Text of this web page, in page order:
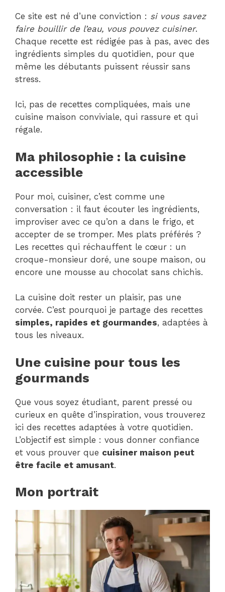
Ce site est né d’une conviction : si vous savez
faire bouillir de l’eau, vous pouvez cuisiner.
Chaque recette est rédigée pas à pas, avec des
ingrédients simples du quotidien, pour que
même les débutants puissent réussir sans
stress.
Ici, pas de recettes compliquées, mais une
cuisine maison conviviale, qui rassure et qui
régale.
Ma philosophie : la cuisine
accessible
Pour moi, cuisiner, c’est comme une
conversation : il faut écouter les ingrédients,
improviser avec ce qu’on a dans le frigo, et
accepter de se tromper. Mes plats préférés ?
Les recettes qui réchauffent le cœur : un
croque-monsieur doré, une soupe maison, ou
encore une mousse au chocolat sans chichis.
La cuisine doit rester un plaisir, pas une
corvée. C’est pourquoi je partage des recettes
simples, rapides et gourmandes, adaptées à
tous les niveaux.
Une cuisine pour tous les
gourmands
Que vous soyez étudiant, parent pressé ou
curieux en quête d’inspiration, vous trouverez
ici des recettes adaptées à votre quotidien.
L’objectif est simple : vous donner confiance
et vous prouver que cuisiner maison peut
être facile et amusant.
Mon portrait